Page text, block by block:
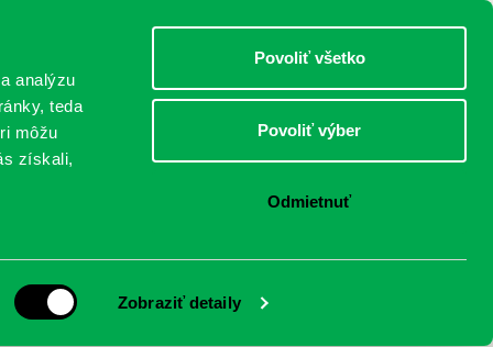
analýzu
teda
môžu
získali,
Zobraziť detaily
Povoliť všetko
Povoliť výber
Odmietnuť
DOSPELÍ